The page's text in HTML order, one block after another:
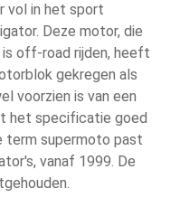
vol in het sport
Deze motor, die
off-road rijden, heeft
gekregen als
voorzien is van een
het specificatie goed
term supermoto past
vanaf 1999. De